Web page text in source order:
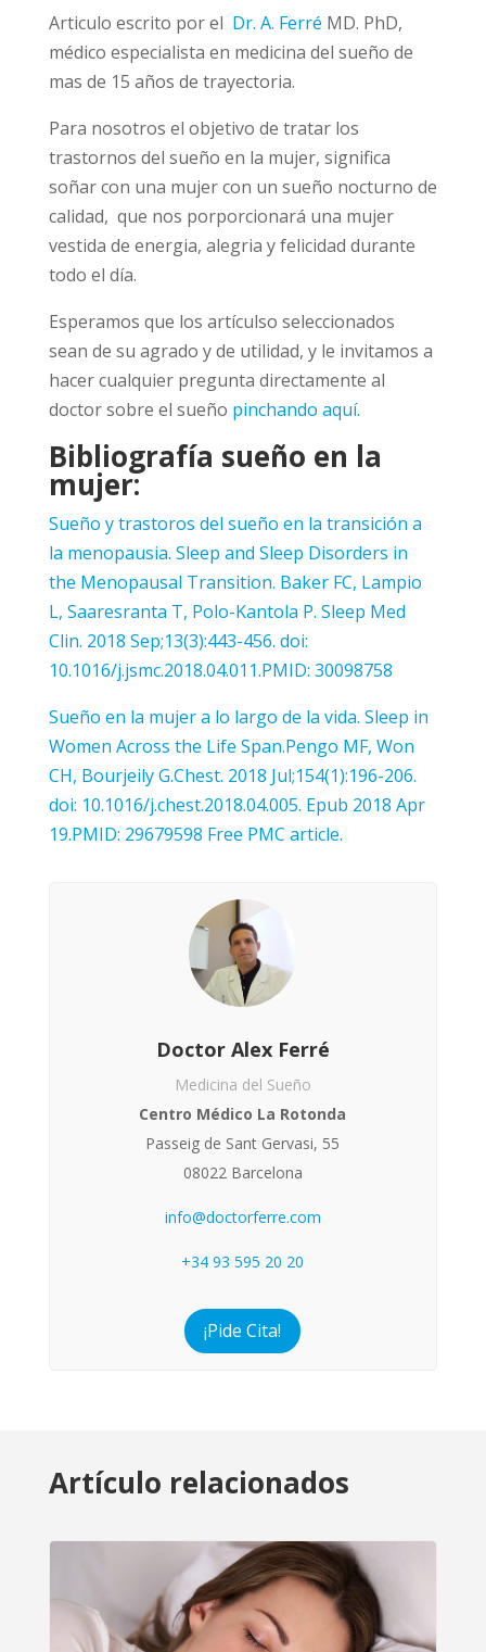
Articulo escrito por el Dr. A. Ferré MD. PhD,
médico especialista en medicina del sueño de
mas de 15 años de trayectoria.
Para nosotros el objetivo de tratar los
trastornos del sueño en la mujer, significa
soñar con una mujer con un sueño nocturno de
calidad, que nos porporcionará una mujer
vestida de energia, alegria y felicidad durante
todo el día.
Esperamos que los artículso seleccionados
sean de su agrado y de utilidad, y le invitamos a
hacer cualquier pregunta directamente al
doctor sobre el sueño pinchando aquí.
Bibliografía sueño en la
mujer:
Sueño y trastoros del sueño en la transición a
la menopausia. Sleep and Sleep Disorders in
the Menopausal Transition. Baker FC, Lampio
L, Saaresranta T, Polo-Kantola P. Sleep Med
Clin. 2018 Sep;13(3):443-456. doi:
10.1016/j.jsmc.2018.04.011.PMID: 30098758
Sueño en la mujer a lo largo de la vida. Sleep in
Women Across the Life Span.Pengo MF, Won
CH, Bourjeily G.Chest. 2018 Jul;154(1):196-206.
doi: 10.1016/j.chest.2018.04.005. Epub 2018 Apr
19.PMID: 29679598 Free PMC article.
Doctor Alex Ferré
Medicina del Sueño
Centro Médico La Rotonda
Passeig de Sant Gervasi, 55
08022 Barcelona
info@doctorferre.com
+34 93 595 20 20
¡Pide Cita!
Artículo relacionados